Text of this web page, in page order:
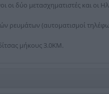
οι δύο μετασχηματιστές και οι
ρευμάτων (αυτοματισμοί
μήκους 3.0ΚΜ.